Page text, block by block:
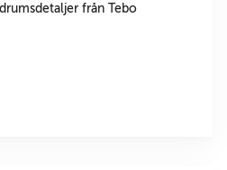
från Tebo